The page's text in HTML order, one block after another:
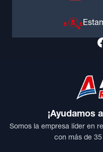
¡Ayudamos
Somos la empresa líder en
con más de